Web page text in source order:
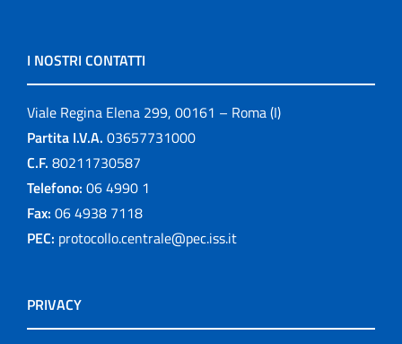
I NOSTRI CONTATTI
Viale Regina Elena 299, 00161 – Roma (I)
Partita I.V.A. 03657731000
C.F. 80211730587
Telefono: 06 4990 1
Fax: 06 4938 7118
PEC: protocollo.centrale@pec.iss.it
PRIVACY